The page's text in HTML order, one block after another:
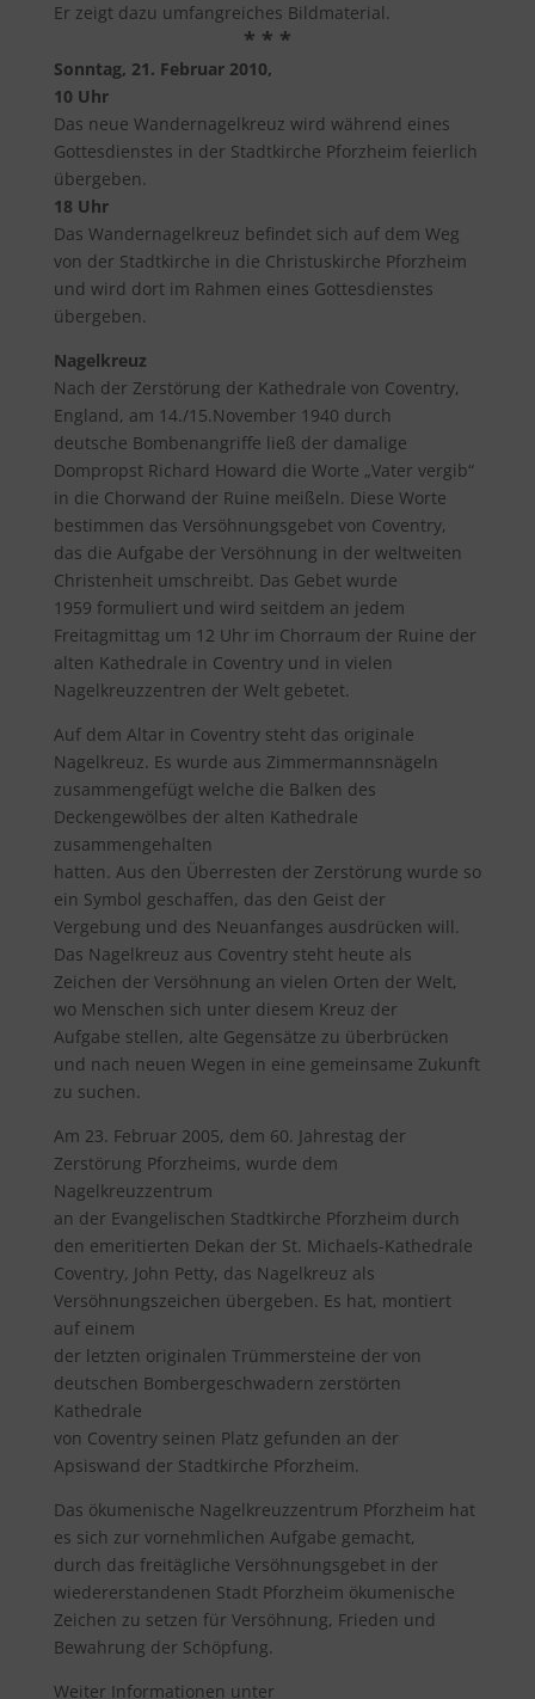
Er zeigt dazu umfangreiches Bildmaterial.
* * *
Sonntag, 21. Februar 2010,
10 Uhr
Das neue Wandernagelkreuz wird während eines
Gottesdienstes in der Stadtkirche Pforzheim feierlich
übergeben.
18 Uhr
Das Wandernagelkreuz befindet sich auf dem Weg
von der Stadtkirche in die Christuskirche Pforzheim
und wird dort im Rahmen eines Gottesdienstes
übergeben.
Nagelkreuz
Nach der Zerstörung der Kathedrale von Coventry,
England, am 14./15.November 1940 durch
deutsche Bombenangriffe ließ der damalige
Dompropst Richard Howard die Worte „Vater vergib“
in die Chorwand der Ruine meißeln. Diese Worte
bestimmen das Versöhnungsgebet von Coventry,
das die Aufgabe der Versöhnung in der weltweiten
Christenheit umschreibt. Das Gebet wurde
1959 formuliert und wird seitdem an jedem
Freitagmittag um 12 Uhr im Chorraum der Ruine der
alten Kathedrale in Coventry und in vielen
Nagelkreuzzentren der Welt gebetet.
Auf dem Altar in Coventry steht das originale
Nagelkreuz. Es wurde aus Zimmermannsnägeln
zusammengefügt welche die Balken des
Deckengewölbes der alten Kathedrale
zusammengehalten
hatten. Aus den Überresten der Zerstörung wurde so
ein Symbol geschaffen, das den Geist der
Vergebung und des Neuanfanges ausdrücken will.
Das Nagelkreuz aus Coventry steht heute als
Zeichen der Versöhnung an vielen Orten der Welt,
wo Menschen sich unter diesem Kreuz der
Aufgabe stellen, alte Gegensätze zu überbrücken
und nach neuen Wegen in eine gemeinsame Zukunft
zu suchen.
Am 23. Februar 2005, dem 60. Jahrestag der
Zerstörung Pforzheims, wurde dem
Nagelkreuzzentrum
an der Evangelischen Stadtkirche Pforzheim durch
den emeritierten Dekan der St. Michaels-Kathedrale
Coventry, John Petty, das Nagelkreuz als
Versöhnungszeichen übergeben. Es hat, montiert
auf einem
der letzten originalen Trümmersteine der von
deutschen Bombergeschwadern zerstörten
Kathedrale
von Coventry seinen Platz gefunden an der
Apsiswand der Stadtkirche Pforzheim.
Das ökumenische Nagelkreuzzentrum Pforzheim hat
es sich zur vornehmlichen Aufgabe gemacht,
durch das freitägliche Versöhnungsgebet in der
wiedererstandenen Stadt Pforzheim ökumenische
Zeichen zu setzen für Versöhnung, Frieden und
Bewahrung der Schöpfung.
Weiter Informationen unter